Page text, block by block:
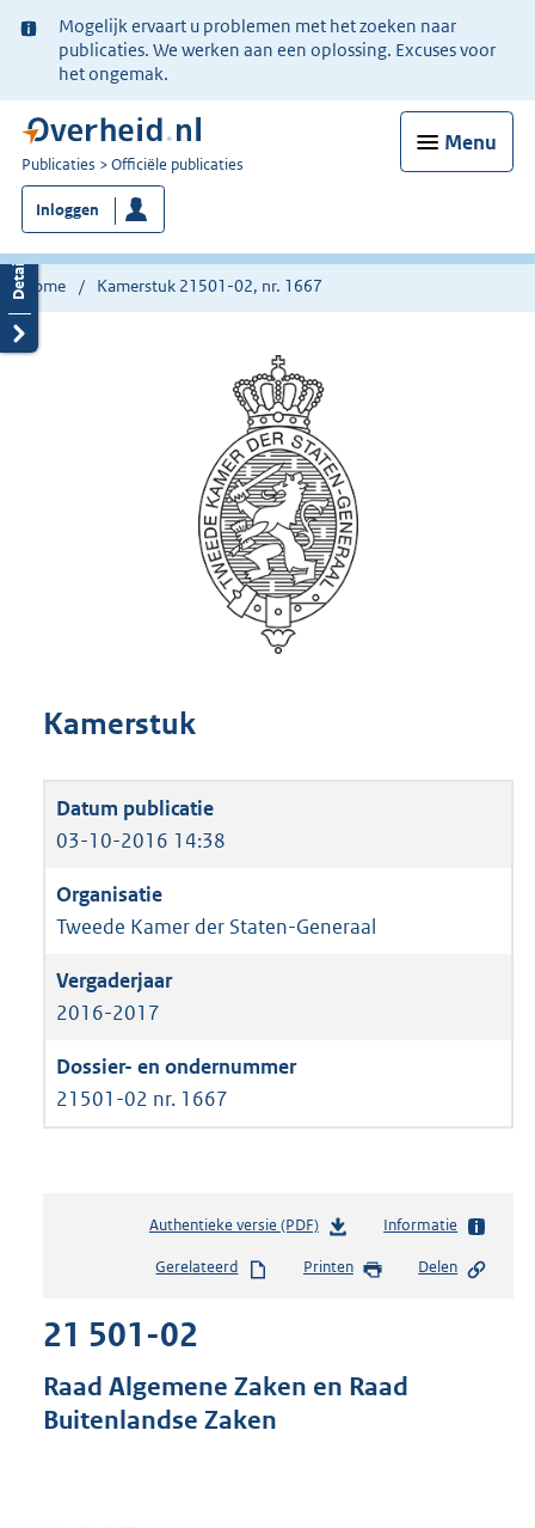
Ter
informatie:
Mogelijk ervaart u problemen met het zoeken naar
publicaties. We werken aan een oplossing. Excuses voor
het ongemak.
Menu
U
bent
nu
hier:
Publicaties Officiële publicaties
Inloggen
Home Kamerstuk 21501-02, nr. 1667
Kamerstuk
03-10-2016 14:38
Tweede Kamer der Staten-Generaal
2016-2017
21501-02 nr. 1667
Authentieke versie (PDF)b
s
s
Informatie
Gerelateerd Printen Delen
21 501-02
Raad Algemene Zaken en Raad
Buitenlandse Zaken